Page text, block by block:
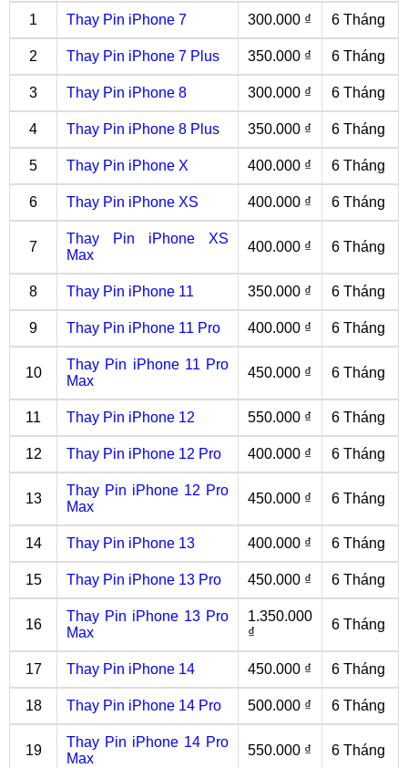
1 Thay Pin iPhone 7 300.000 ₫ 6 Tháng
2 Thay Pin iPhone 7 Plus 350.000 ₫ 6 Tháng
3 Thay Pin iPhone 8 300.000 ₫ 6 Tháng
4 Thay Pin iPhone 8 Plus 350.000 ₫ 6 Tháng
5 Thay Pin iPhone X 400.000 ₫ 6 Tháng
6 Thay Pin iPhone XS 400.000 ₫ 6 Tháng
7
Thay Pin iPhone XS
Max
400.000 ₫ 6 Tháng
8 Thay Pin iPhone 11 350.000 ₫ 6 Tháng
9 Thay Pin iPhone 11 Pro 400.000 ₫ 6 Tháng
10
Thay Pin iPhone 11 Pro
Max
450.000 ₫ 6 Tháng
11 Thay Pin iPhone 12 550.000 ₫ 6 Tháng
12 Thay Pin iPhone 12 Pro 400.000 ₫ 6 Tháng
13
Thay Pin iPhone 12 Pro
Max
450.000 ₫ 6 Tháng
14 Thay Pin iPhone 13 400.000 ₫ 6 Tháng
15 Thay Pin iPhone 13 Pro 450.000 ₫ 6 Tháng
16
Thay Pin iPhone 13 Pro
Max
1.350.000
₫
6 Tháng
17 Thay Pin iPhone 14 450.000 ₫ 6 Tháng
18 Thay Pin iPhone 14 Pro 500.000 ₫ 6 Tháng
19
Thay Pin iPhone 14 Pro
Max
550.000 ₫ 6 Tháng